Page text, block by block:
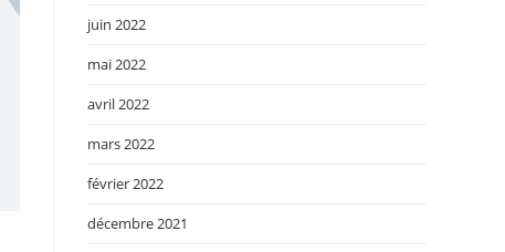
juin 2022
mai 2022
avril 2022
mars 2022
février 2022
décembre 2021